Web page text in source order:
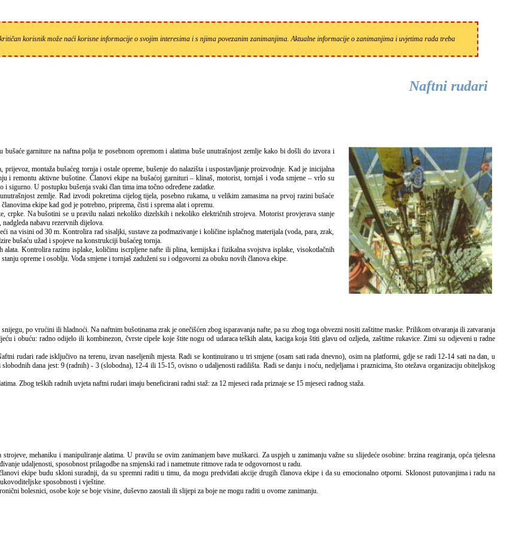
korisnik može naći korisne informacije o svojim interesima i s njima povezanim zanimanjima. Aktualne informacije o zanimanjima i uvjetima rada treba
Naftni rudari
montaža bušaćeg tornja i ostale opreme, bušenje do nalazišta i uspostavljanje proizvodnje. Kad je inicijalna
i remontu aktivne bušotine. Članovi ekipe na bušaćoj garnituri – klinaš, motorist, tornjaš i vođa smjene – vrlo su
U postupku bušenja svaki član tima ima točno određene zadatke.
zemlje. Rad izvodi pokretima cijelog tijela, posebno rukama, u velikim zamasima na prvoj razini bušaće
ekipe kad god je potrebno, priprema, čisti i sprema alat i opremu.
Na bušotini se u pravilu nalazi nekoliko dizelskih i nekoliko električnih strojeva. Motorist provjerava stanje
nabavu rezervnih dijelova.
na visini od 30 m. Kontrolira rad sisaljki, sustave za podmazivanje i količine isplačnog materijala (voda, para, zrak,
bušaću užad i spojeve na konstrukciji bušaćeg tornja.
Kontrolira razinu isplake, količinu iscrpljene nafte ili plina, kemijska i fizikalna svojstva isplake, visokotlačnih
opreme i osoblju. Vođa smjene i tornjaš zaduženi su i odgovorni za obuku novih članova ekipe.
i obuću: radno odijelo ili kombinezon, čvrste cipele koje štite nogu od udaraca teških alata, kaciga koja štiti glavu od ozljeda, zaštitne rukavice. Zimi su odjeveni u radne
rudari rade isključivo na terenu, izvan naseljenih mjesta. Radi se kontinuirano u tri smjene (osam sati rada dnevno), osim na platformi, gdje se radi 12-14 sati na dan, u
dana jest: 9 (radnih) - 3 (slobodna), 12-4 ili 15-15, ovisno o udaljenosti radilišta. Radi se danju i noću, nedjeljama i praznicima, što otežava organizaciju obiteljskog
Zbog teških radnih uvjeta naftni rudari imaju beneficirani radni staž: za 12 mjeseci rada priznaje se 15 mjeseci radnog staža.
udaljenosti, sposobnost prilagodbe na smjenski rad i nametnute ritmove rada te odgovornost u radu.
ekipe budu skloni suradnji, da su spremni raditi u timu, da mogu predviđati akcije drugih članova ekipe i da su emocionalno otporni. Sklonost putovanjima i radu na
sposobnosti i vještine.
bolesnici, osobe koje se boje visine, duševno zaostali ili slijepi za boje ne mogu raditi u ovome zanimanju.